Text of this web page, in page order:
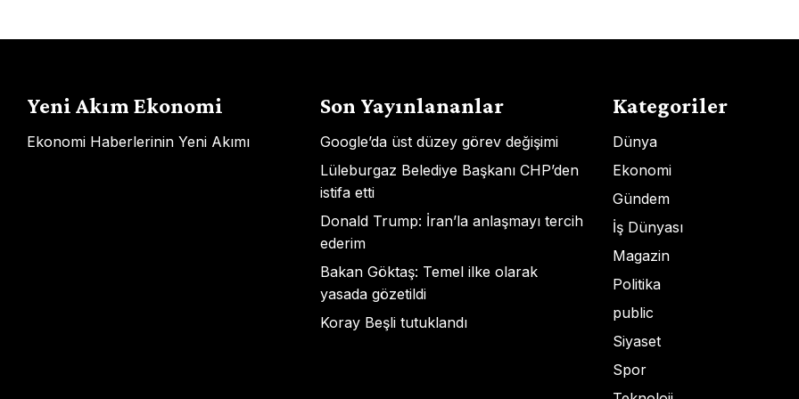
Yeni Akım Ekonomi
Ekonomi Haberlerinin Yeni Akımı
Son Yayınlananlar
Google’da üst düzey görev değişimi
Lüleburgaz Belediye Başkanı CHP’den
istifa etti
Donald Trump: İran’la anlaşmayı tercih
ederim
Bakan Göktaş: Temel ilke olarak
yasada gözetildi
Koray Beşli tutuklandı
Kategoriler
Dünya
Ekonomi
Gündem
İş Dünyası
Magazin
Politika
public
Siyaset
Spor